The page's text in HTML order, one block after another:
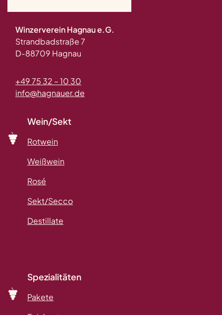
Winzerverein Hagnau e.G.
Strandbadstraße 7
D-88709 Hagnau
+49 75 32 – 10 30
info@hagnauer.de
Wein/Sekt
Rotwein
Weißwein
Rosé
Sekt/Secco
Destillate
Spezialitäten
Pakete